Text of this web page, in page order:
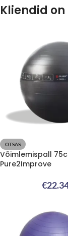
Kliendid
OTSAS
Võimlemispall
Pure2Improve
€